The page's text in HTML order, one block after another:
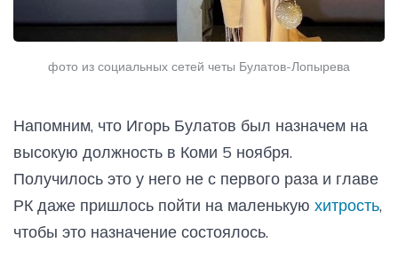
фото из социальных сетей четы Булатов-Лопырева
Напомним, что Игорь Булатов был назначем на
высокую должность в Коми 5 ноября.
Получилось это у него не с первого раза и главе
РК даже пришлось пойти на маленькую хитрость,
чтобы это назначение состоялось.